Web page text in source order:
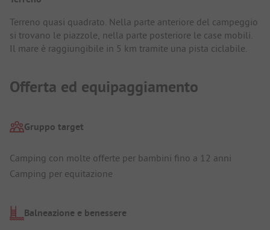
Terreno quasi quadrato. Nella parte anteriore del campeggio
si trovano le piazzole, nella parte posteriore le case mobili.
Il mare è raggiungibile in 5 km tramite una pista ciclabile.
Offerta ed equipaggiamento
Gruppo target
Camping con molte offerte per bambini fino a 12 anni
Camping per equitazione
Balneazione e benessere